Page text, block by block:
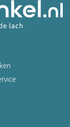
in huis